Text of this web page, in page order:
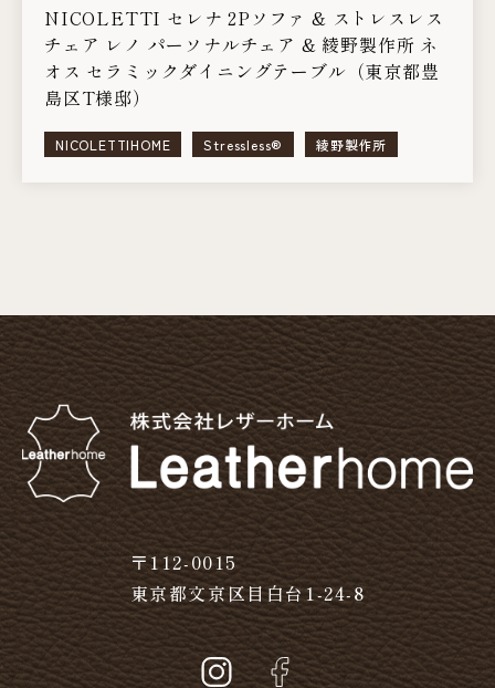
NICOLETTI セレナ 2Pソファ & ストレスレス
チェア レノ パーソナルチェア & 綾野製作所 ネ
オス セラミックダイニングテーブル（東京都豊
島区T様邸）
NICOLETTIHOME Stressless® 綾野製作所
〒112-0015
東京都文京区目白台1-24-8